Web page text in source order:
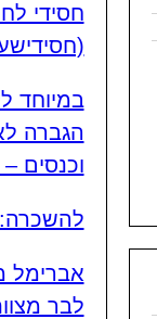
חסידי
במיוחד
הגברה
וכנסים
להשכרה:
אברימל
לבר